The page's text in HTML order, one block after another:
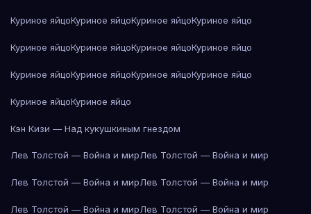
Куриное яйцоКуриное яйцоКуриное яйцоКуриное яйцо
Куриное яйцоКуриное яйцоКуриное яйцоКуриное яйцо
Куриное яйцоКуриное яйцоКуриное яйцоКуриное яйцо
Куриное яйцоКуриное яйцо
Кэн Кизи — Над кукушкиным гнездом
Лев Толстой — Война и мирЛев Толстой — Война и мир
Лев Толстой — Война и мирЛев Толстой — Война и мир
Лев Толстой — Война и мирЛев Толстой — Война и мир